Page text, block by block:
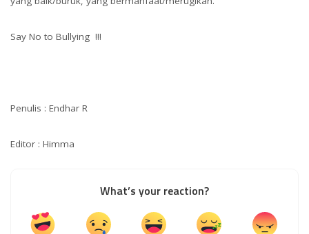
Say No to Bullying !!!
Penulis : Endhar R
Editor : Himma
What’s your reaction?